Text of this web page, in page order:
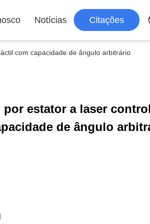
Notícias Citações
com capacidade de ângulo arbitrário
por estator a laser
de ângulo